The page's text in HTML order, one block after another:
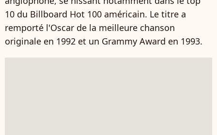
10 du Billboard Hot 100 américain. Le titre a
remporté l'Oscar de la meilleure chanson
originale en 1992 et un Grammy Award en 1993.